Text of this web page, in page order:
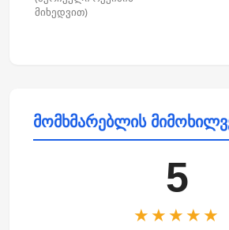
მიხედვით)
მომხმარებლის
5
★★★★★